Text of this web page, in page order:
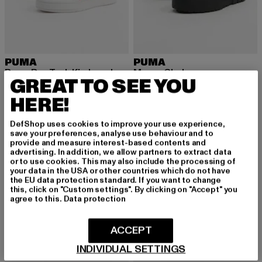
PUMA
Puma Pro Tech Kinderschuhe
36,00 EUR
Derzeitiger Preis: 36,00 EUR
79,99 EURAktionspreis: 79,99 EUR
PUMA
Mayze Chelsea
61,20 EUR
Derzeitiger Preis: 61,20 EUR
152,99 EUR
-60% -56%
GREAT TO SEE YOU
HERE!
DefShop uses cookies to improve your use experience,
save your preferences, analyse use behaviour and to
provide and measure interest-based contents and
advertising. In addition, we allow partners to extract data
or to use cookies. This may also include the processing of
your data in the USA or other countries which do not have
the EU data protection standard. If you want to change
this, click on "Custom settings". By clicking on "Accept" you
agree to this. Data protection
INDIVIDUAL SETTINGS
ACCEPT